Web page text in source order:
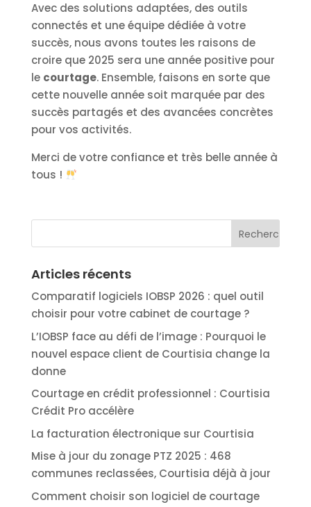
Avec des solutions adaptées, des outils
connectés et une équipe dédiée à votre
succès, nous avons toutes les raisons de
croire que 2025 sera une année positive pour
le courtage. Ensemble, faisons en sorte que
cette nouvelle année soit marquée par des
succès partagés et des avancées concrètes
pour vos activités.
Merci de votre confiance et très belle année à
tous !
Articles récents
Comparatif logiciels IOBSP 2026 : quel outil
choisir pour votre cabinet de courtage ?
L’IOBSP face au défi de l’image : Pourquoi le
nouvel espace client de Courtisia change la
donne
Courtage en crédit professionnel : Courtisia
Crédit Pro accélère
La facturation électronique sur Courtisia
Mise à jour du zonage PTZ 2025 : 468
communes reclassées, Courtisia déjà à jour
Comment choisir son logiciel de courtage